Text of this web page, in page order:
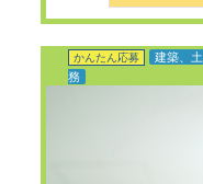
かんたん応募
建築、
務